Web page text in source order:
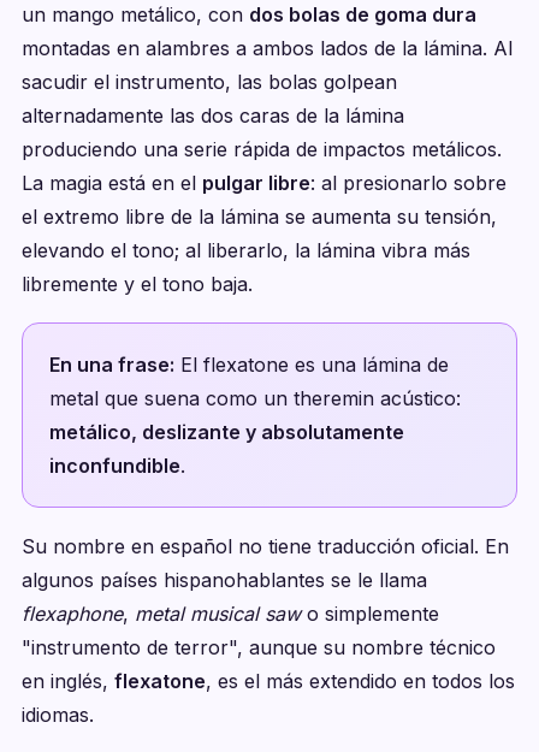
un mango metálico, con dos bolas de goma dura
montadas en alambres a ambos lados de la lámina. Al
sacudir el instrumento, las bolas golpean
alternadamente las dos caras de la lámina
produciendo una serie rápida de impactos metálicos.
La magia está en el pulgar libre: al presionarlo sobre
el extremo libre de la lámina se aumenta su tensión,
elevando el tono; al liberarlo, la lámina vibra más
libremente y el tono baja.
En una frase: El flexatone es una lámina de
metal que suena como un theremin acústico:
metálico, deslizante y absolutamente
inconfundible.
Su nombre en español no tiene traducción oficial. En
algunos países hispanohablantes se le llama
flexaphone, metal musical sawo simplemente
"instrumento de terror", aunque su nombre técnico
en inglés, flexatone, es el más extendido en todos los
idiomas.